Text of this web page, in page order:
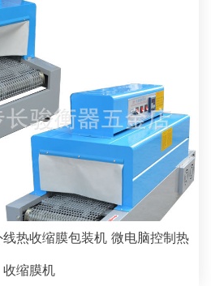
热收缩膜包装机 微电脑控制热
收缩膜机